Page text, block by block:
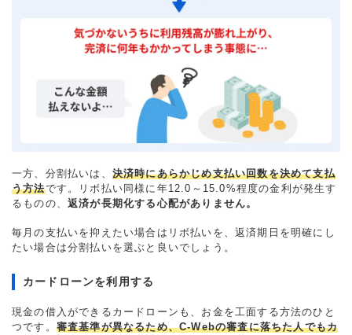
一方、分割払いは、 決済時にあらかじめ支払い回数を決めて支払
う方法です。リボ払い同様に年12.0～15.0%程度の金利が発生す
るものの、 返済が長期化する心配がありません。
毎月の支払いを抑えたい場合はリボ払いを、返済期日を明確にし
たい場合は分割払いを選ぶと良いでしょう。
カードローンを利用する
現金の借入ができるカードローンも、お金を工面する方法のひと
つです。 審査基準が異なるため、C-Webの審査に落ちた人でもカ